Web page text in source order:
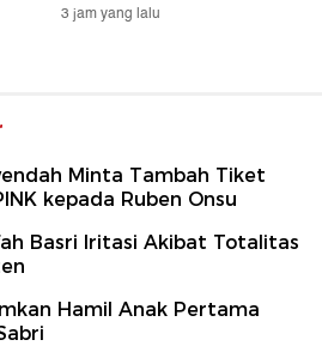
3 jam yang lalu
Minta Tambah Tiket
kepada Ruben Onsu
Basri Iritasi Akibat Totalitas
Hamil Anak Pertama